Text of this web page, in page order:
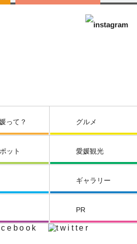
って？ グルメ
ット 愛媛観光
ギャラリー
PR